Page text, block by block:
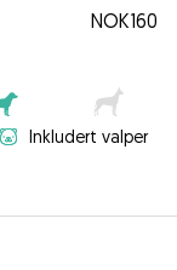
NOK160
Inkludert valper